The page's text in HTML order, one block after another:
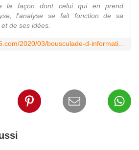
la façon dont celui qui en prend
l'analyse se fait fonction de sa
de ses idées.